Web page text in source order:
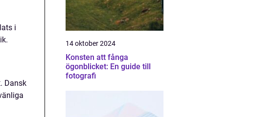
i
Dansk
14 oktober 2024
Konsten att fånga
ögonblicket: En guide till
fotografi